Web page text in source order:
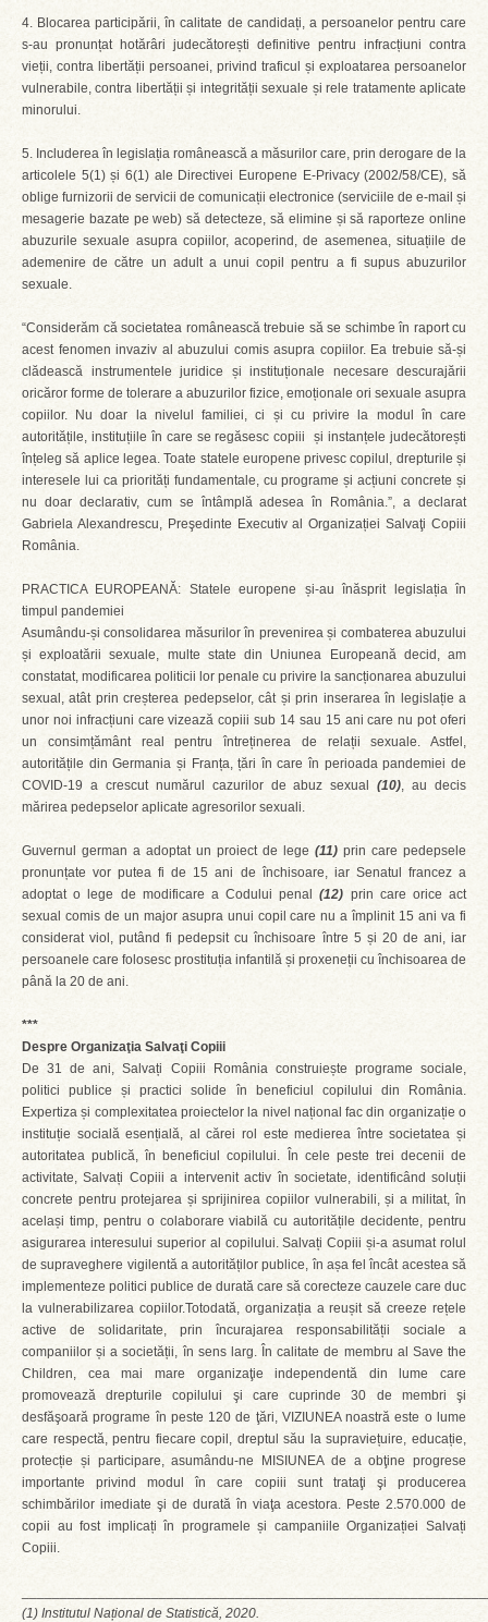
4. Blocarea participării, în calitate de candidați, a persoanelor pentru care
s-au pronunțat hotărâri judecătorești definitive pentru infracțiuni contra
vieții, contra libertății persoanei, privind traficul și exploatarea persoanelor
vulnerabile, contra libertății și integrității sexuale și rele tratamente aplicate
minorului.
5. Includerea în legislația românească a măsurilor care, prin derogare de la
articolele 5(1) și 6(1) ale Directivei Europene E-Privacy (2002/58/CE), să
oblige furnizorii de servicii de comunicații electronice (serviciile de e-mail și
mesagerie bazate pe web) să detecteze, să elimine și să raporteze online
abuzurile sexuale asupra copiilor, acoperind, de asemenea, situațiile de
ademenire de către un adult a unui copil pentru a fi supus abuzurilor
sexuale.
“Considerăm că societatea românească trebuie să se schimbe în raport cu
acest fenomen invaziv al abuzului comis asupra copiilor. Ea trebuie să-și
clădească instrumentele juridice și instituționale necesare descurajării
oricăror forme de tolerare a abuzurilor fizice, emoționale ori sexuale asupra
copiilor. Nu doar la nivelul familiei, ci și cu privire la modul în care
autoritățile, instituțiile în care se regăsesc copiii și instanțele judecătorești
înțeleg să aplice legea. Toate statele europene privesc copilul, drepturile și
interesele lui ca priorități fundamentale, cu programe și acțiuni concrete și
nu doar declarativ, cum se întâmplă adesea în România.”, a declarat
Gabriela Alexandrescu, Preşedinte Executiv al Organizației Salvaţi Copiii
România.
PRACTICA EUROPEANĂ: Statele europene și-au înăsprit legislația în
timpul pandemiei
Asumându-și consolidarea măsurilor în prevenirea și combaterea abuzului
și exploatării sexuale, multe state din Uniunea Europeană decid, am
constatat, modificarea politicii lor penale cu privire la sancționarea abuzului
sexual, atât prin creșterea pedepselor, cât și prin inserarea în legislație a
unor noi infracțiuni care vizează copiii sub 14 sau 15 ani care nu pot oferi
un consimțământ real pentru întreținerea de relații sexuale. Astfel,
autoritățile din Germania și Franța, țări în care în perioada pandemiei de
COVID-19 a crescut numărul cazurilor de abuz sexual(10), au decis
mărirea pedepselor aplicate agresorilor sexuali.
Guvernul german a adoptat un proiect de lege (11) prin care pedepsele
pronunțate vor putea fi de 15 ani de închisoare, iar Senatul francez a
adoptat o lege de modificare a Codului penal(12) prin care orice act
sexual comis de un major asupra unui copil care nu a împlinit 15 ani va fi
considerat viol, putând fi pedepsit cu închisoare între 5 și 20 de ani, iar
persoanele care folosesc prostituția infantilă și proxeneții cu închisoarea de
până la 20 de ani.
***
Despre Organizaţia Salvaţi Copiii
De 31 de ani, Salvați Copiii România construiește programe sociale,
politici publice și practici solide în beneficiul copilului din România.
Expertiza și complexitatea proiectelor la nivel național fac din organizație o
instituție socială esențială, al cărei rol este medierea între societatea și
autoritatea publică, în beneficiul copilului. În cele peste trei decenii de
activitate, Salvați Copiii a intervenit activ în societate, identificând soluții
concrete pentru protejarea și sprijinirea copiilor vulnerabili, și a militat, în
același timp, pentru o colaborare viabilă cu autoritățile decidente, pentru
asigurarea interesului superior al copilului. Salvați Copiii și-a asumat rolul
de supraveghere vigilentă a autorităților publice, în așa fel încât acestea să
implementeze politici publice de durată care să corecteze cauzele care duc
la vulnerabilizarea copiilor.Totodată, organizația a reușit să creeze rețele
active de solidaritate, prin încurajarea responsabilității sociale a
companiilor și a societății, în sens larg. În calitate de membru al Save the
Children, cea mai mare organizaţie independentă din lume care
promovează drepturile copilului şi care cuprinde 30 de membri şi
desfăşoară programe în peste 120 de ţări, VIZIUNEA noastră este o lume
care respectă, pentru fiecare copil, dreptul său la supraviețuire, educație,
protecție și participare, asumându-ne MISIUNEA de a obţine progrese
importante privind modul în care copiii sunt trataţi şi producerea
schimbărilor imediate şi de durată în viaţa acestora. Peste 2.570.000 de
copii au fost implicați în programele și campaniile Organizației Salvați
Copiii.
(1) Institutul Național de Statistică, 2020.